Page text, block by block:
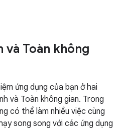
và Toàn không
ứng dụng của bạn ở hai
và Toàn không gian. Trong
có thể làm nhiều việc cùng
song song với các ứng dụng